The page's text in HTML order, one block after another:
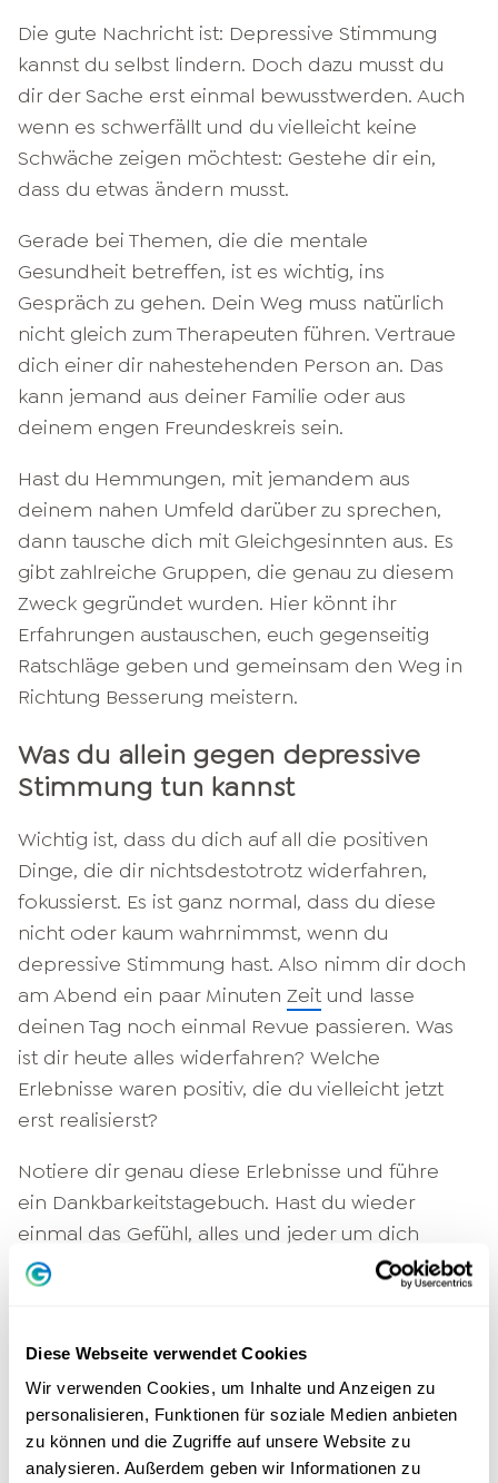
Diese Webseite verwendet Cookies
Wir verwenden Cookies, um Inhalte und Anzeigen zu
personalisieren, Funktionen für soziale Medien anbieten
zu können und die Zugriffe auf unsere Website zu
analysieren. Außerdem geben wir Informationen zu
Die gute Nachricht ist: Depressive Stimmung
kannst du selbst lindern. Doch dazu musst du
dir der Sache erst einmal bewusstwerden. Auch
wenn es schwerfällt und du vielleicht keine
Schwäche zeigen möchtest: Gestehe dir ein,
dass du etwas ändern musst.
Gerade bei Themen, die die mentale
Gesundheit betreffen, ist es wichtig, ins
Gespräch zu gehen. Dein Weg muss natürlich
nicht gleich zum Therapeuten führen. Vertraue
dich einer dir nahestehenden Person an. Das
kann jemand aus deiner Familie oder aus
deinem engen Freundeskreis sein.
Hast du Hemmungen, mit jemandem aus
deinem nahen Umfeld darüber zu sprechen,
dann tausche dich mit Gleichgesinnten aus. Es
gibt zahlreiche Gruppen, die genau zu diesem
Zweck gegründet wurden. Hier könnt ihr
Erfahrungen austauschen, euch gegenseitig
Ratschläge geben und gemeinsam den Weg in
Richtung Besserung meistern.
Was du allein gegen depressive
Stimmung tun kannst
Wichtig ist, dass du dich auf all die positiven
Dinge, die dir nichtsdestotrotz widerfahren,
fokussierst. Es ist ganz normal, dass du diese
nicht oder kaum wahrnimmst, wenn du
depressive Stimmung hast. Also nimm dir doch
am Abend ein paar Minuten Zeit und lasse
deinen Tag noch einmal Revue passieren. Was
ist dir heute alles widerfahren? Welche
Erlebnisse waren positiv, die du vielleicht jetzt
erst realisierst?
Notiere dir genau diese Erlebnisse und führe
ein Dankbarkeitstagebuch. Hast du wieder
einmal das Gefühl, alles und jeder um dich
herum hätte sich gegen sich verschworen,
dann greife zu deinem
Gutes dir eigentlich jeden Tag widerfährt.